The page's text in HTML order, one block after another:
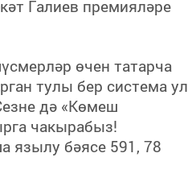
Галиев премияләре
өчен татарча
тулы бер система ул
дә «Көмеш
чакырабыз!
язылу бәясе 591, 78